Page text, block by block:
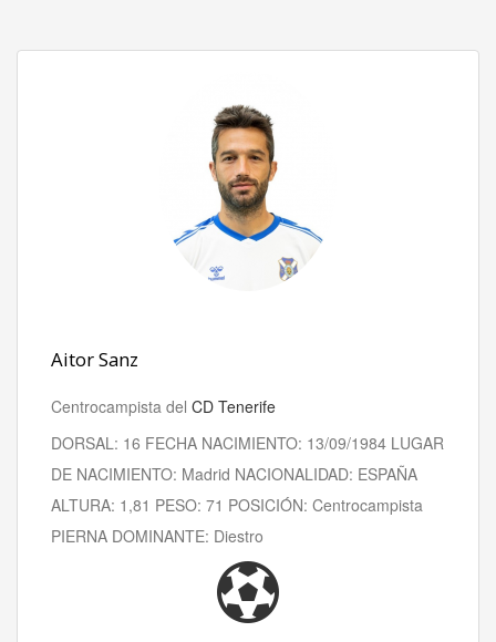
Aitor Sanz
Centrocampista del CD Tenerife
DORSAL: 16 FECHA NACIMIENTO: 13/09/1984 LUGAR
DE NACIMIENTO: Madrid NACIONALIDAD: ESPAÑA
ALTURA: 1,81 PESO: 71 POSICIÓN: Centrocampista
PIERNA DOMINANTE: Diestro